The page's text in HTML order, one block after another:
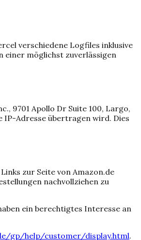
verschiedene Logfiles inklusive
einer möglichst zuverlässigen
9701 Apollo Dr Suite 100, Largo,
IP-Adresse übertragen wird. Dies
zur Seite von Amazon.de
nachvollziehen zu
ein berechtigtes Interesse an
gp/help/customer/display.html.